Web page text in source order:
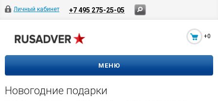
Личный кабинет +7 495 275-25-05
+0
МЕНЮ
Новогодние подарки